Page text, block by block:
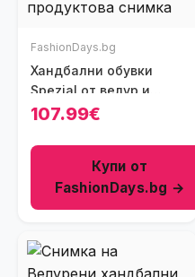
FashionDays.bg
Хандбални обувки
Spezial от велур и
кожа - Златист/
107.99€
Купи от
FashionDays.bg →